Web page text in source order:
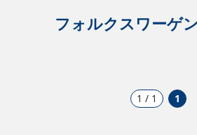
フォルクスワーゲ
1 / 1 1